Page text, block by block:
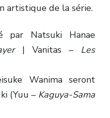
artistique de la série.
par Natsuki Hanae
| Vanitas – Les
Wanima seront
(Yuu – Kaguya-Sama